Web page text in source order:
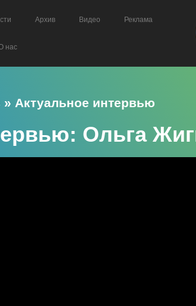
Архив Видео Реклама
нас
» Актуальное интервью
Ольга